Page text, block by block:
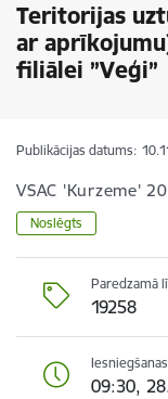
Teritorijas
ar
filiālei ”Veģi”
Publikācijas datums:
VSAC 'Kurzeme'
Noslēgts
Paredzamā
19258
09:30,